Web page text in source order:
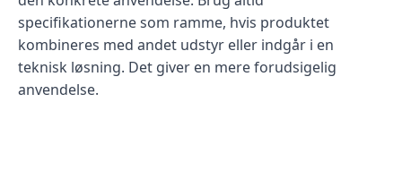
specifikationerne som ramme, hvis produktet
kombineres med andet udstyr eller indgår i en
teknisk løsning. Det giver en mere forudsigelig
anvendelse.